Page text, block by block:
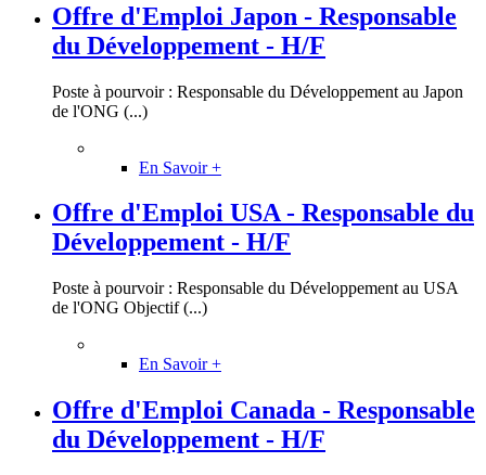
Offre d'Emploi Japon - Responsable
du Développement - H/F
Poste à pourvoir : Responsable du Développement au Japon
de l'ONG (...)
En Savoir +
Offre d'Emploi USA - Responsable du
Développement - H/F
Poste à pourvoir : Responsable du Développement au USA
de l'ONG Objectif (...)
En Savoir +
Offre d'Emploi Canada - Responsable
du Développement - H/F